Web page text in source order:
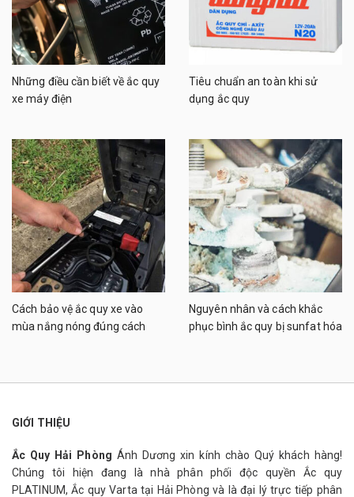
Những điều cần biết về ắc quy
xe máy điện
Tiêu chuẩn an toàn khi sử
dụng ắc quy
Cách bảo vệ ắc quy xe vào
mùa nắng nóng đúng cách
Nguyên nhân và cách khắc
phục bình ắc quy bị sunfat hóa
GIỚI THIỆU
Ắc Quy Hải Phòng Ánh Dương xin kính chào Quý khách hàng!
Chúng tôi hiện đang là nhà phân phối độc quyền Ắc quy
PLATINUM, Ắc quy Varta tại Hải Phòng và là đại lý trực tiếp phân